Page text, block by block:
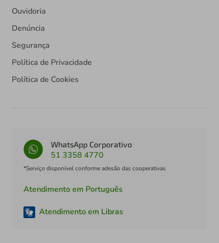
Ouvidoria
Denúncia
Segurança
Política de Privacidade
Política de Cookies
WhatsApp Corporativo
51 3358 4770
*Serviço disponível conforme adesão das cooperativas
Atendimento em Português
Atendimento em Libras